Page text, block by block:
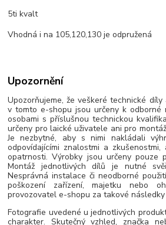
5ti kvalt
Vhodná i na 105,120,130 je odpružená
Upozornění
Upozorňujeme, že veškeré technické
v tomto e-shopu jsou určeny k odborné
osobami s příslušnou technickou
určeny pro laické uživatele ani pro
Je nezbytné, aby s nimi nakládali
odpovídajícími znalostmi a
opatrnosti. Výrobky jsou určeny pouze
Montáž jednotlivých dílů je nutné
Nesprávná instalace či neodborné
poškození zařízení, majetku nebo
provozovatel e-shopu za takové
Fotografie uvedené u jednotlivých
charakter. Skutečný vzhled, značka